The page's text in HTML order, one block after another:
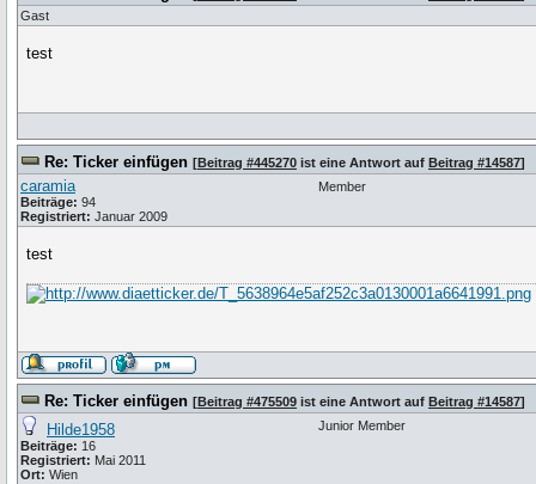
Gast
test
Re: Ticker einfügen [Beitrag #445270 ist eine Antwort auf Beitrag #14587]
caramia
Beiträge: 94
Registriert: Januar 2009
Member
test
Re: Ticker einfügen [Beitrag #475509 ist eine Antwort auf Beitrag #14587]
Hilde1958
Beiträge: 16
Registriert: Mai 2011
Ort: Wien
Junior Member